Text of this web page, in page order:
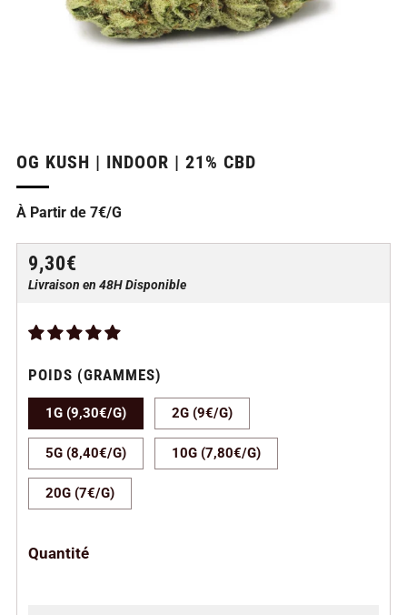
OG KUSH | INDOOR | 21% CBD
À Partir de 7€/G
PRIX
RÉGULIER
9,30€
Livraison en 48H Disponible
POIDS (GRAMMES)
1G (9,30€/G) 2G (9€/G)
5G (8,40€/G) 10G (7,80€/G)
20G (7€/G)
Quantité